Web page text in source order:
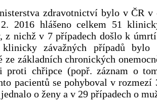
zdravotnictví bylo v ČR v
2016 hlášeno celkem 51
z nichž v 7 případech došlo k
závažných případů bylo
ze základních chronických
proti chřipce (popř. záznam o
pacientů se pohyboval v rozmezí
o ženy a v 29 případech o